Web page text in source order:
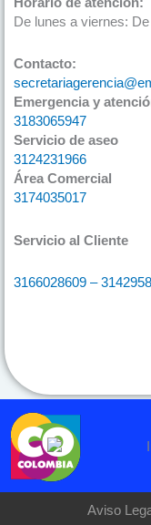
De lunes a viernes:
Contacto:
Emergencia y
3183065947
Servicio de aseo
3124231966
Área Comercial
3174035017
Servicio al Cliente
3166028609 –
Aviso